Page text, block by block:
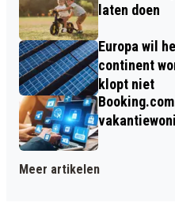
laten doen
Europa wil
continent
klopt niet
Meer artikelen